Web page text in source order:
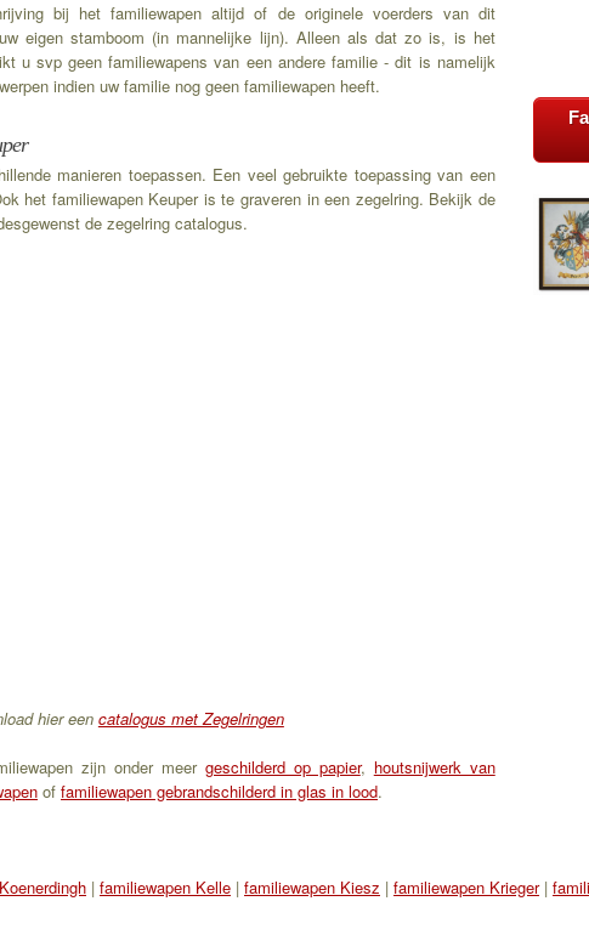
bij het familiewapen altijd of de originele voerders van dit
eigen stamboom (in mannelijke lijn). Alleen als dat zo is, is het
u svp geen familiewapens van een andere familie - dit is namelijk
indien uw familie nog geen familiewapen heeft.
manieren toepassen. Een veel gebruikte toepassing van een
het familiewapen Keuper is te graveren in een zegelring. Bekijk de
de zegelring catalogus.
hier een catalogus met Zegelringen
zijn onder meer geschilderd op papier, houtsnijwerk van
of familiewapen gebrandschilderd in glas in lood.
| familiewapen Kelle | familiewapen Kiesz | familiewapen Krieger|